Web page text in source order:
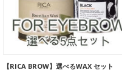
【RICA BROW】選べるWAX セット